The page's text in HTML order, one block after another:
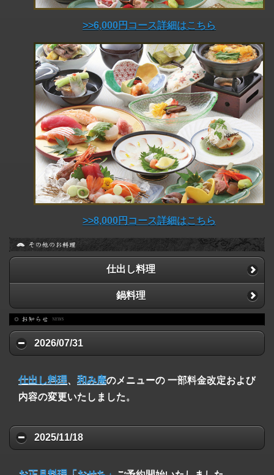
>>6,000円コース詳細はこちら
>>8,000円コース詳細はこちら
仕出し料理
鍋料理
2026/07/31
仕出し料理 和み庵のメニューの 一部料金改定および
内容の変更いたしました。
2025/11/18